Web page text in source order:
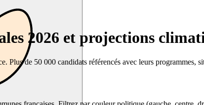
2026 et projections
Plus de 50 000 candidats référencés avec leurs programmes,